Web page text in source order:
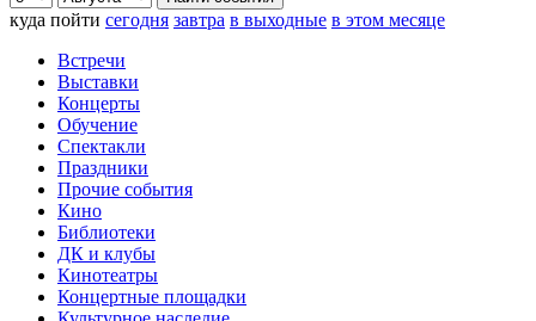
куда пойти сегодня завтра в выходные в этом месяце
Встречи
Выставки
Концерты
Обучение
Спектакли
Праздники
Прочие события
Кино
Библиотеки
ДК и клубы
Кинотеатры
Концертные площадки